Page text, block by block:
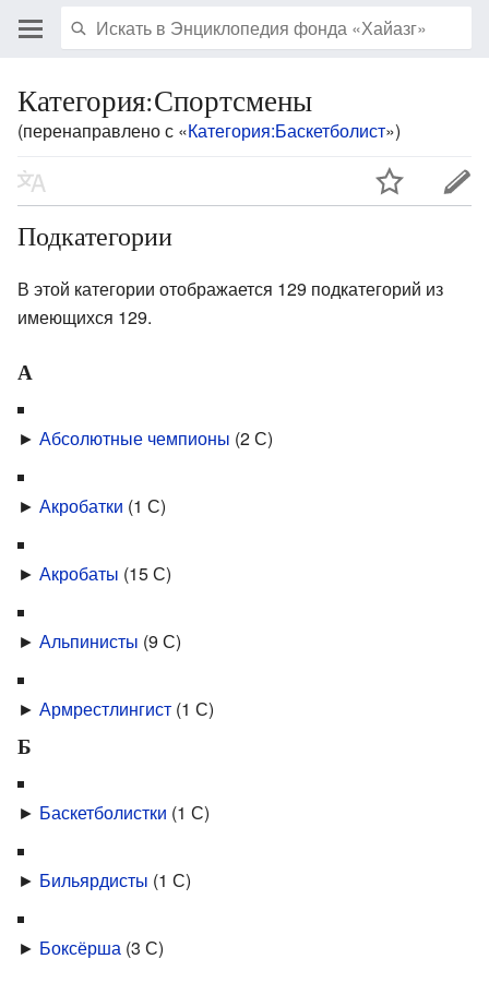
Категория:Спортсмены
(перенаправлено с «Категория:Баскетболист»)
Подкатегории
В этой категории отображается 129 подкатегорий из
имеющихся 129.
А
► Абсолютные чемпионы (2 С)
► Акробатки (1 С)
► Акробаты (15 С)
► Альпинисты (9 С)
► Армрестлингист (1 С)
Б
► Баскетболистки (1 С)
► Бильярдисты (1 С)
► Боксёрша (3 С)